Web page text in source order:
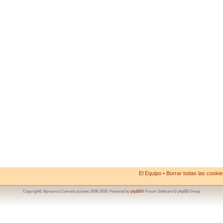
El Equipo • Borrar todas las
Copyright© Aproxima Comunicaciones 2006-2026. Powered by phpBB® Forum Software © phpBB Group